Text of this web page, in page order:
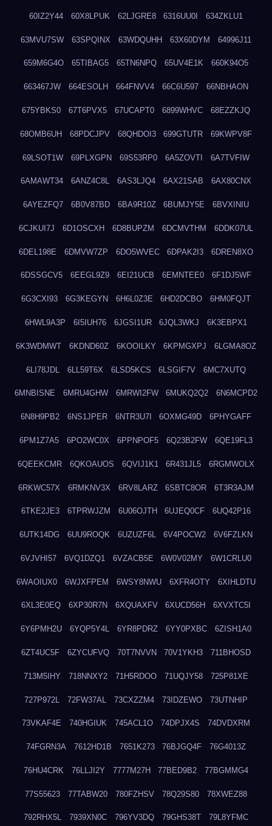
60IZ2Y44 60X8LPUK 62LJGRE8 6316UU0I 634ZKLU1
63MVU7SW 63SPQINX 63WDQUHH 63X60DYM 64996J11
659M6G4O 65TIBAG5 65TN6NPQ 65UV4E1K 660K94O5
663467JW 664ESOLH 664FNVV4 66C6U597 66NBHAON
675YBKS0 67T6PVX5 67UCAPT0 6899WHVC 68EZZKJQ
68OMB6UH 68PDCJPV 68QHDOI3 699GTUTR 69KWPV8F
69LSOT1W 69PLXGPN 69S53RP0 6A5ZOVTI 6A7TVFIW
6AMAWT34 6ANZ4C8L 6AS3LJQ4 6AX21SAB 6AX80CNX
6AYEZFQ7 6B0V87BD 6BA9R10Z 6BUMJY5E 6BVXINIU
6CJKUI7J 6D1OSCXH 6D8BUPZM 6DCMVTHM 6DDK07UL
6DEL198E 6DMVW7ZP 6DO5WVEC 6DPAK2I3 6DREN8XO
6DSSGCV5 6EEGL9Z9 6EI21UCB 6EMNTEE0 6F1DJ5WF
6G3CXI93 6G3KEGYN 6H6L0Z3E 6HD2DCBO 6HM0FQJT
6HWL9A3P 6I5IUH76 6JGSI1UR 6JQL3WKJ 6K3EBPX1
6K3WDMWT 6KDND60Z 6KOOILKY 6KPMGXPJ 6LGMA8OZ
6LI78JDL 6LL59T6X 6LSD5KCS 6LSGIF7V 6MC7XUTQ
6MNBISNE 6MRU4GHW 6MRWI2FW 6MUKQ2Q2 6N6MCPD2
6N8H9PB2 6NS1JPER 6NTR3U7I 6OXMG49D 6PHYGAFF
6PM1Z7A5 6PO2WC0X 6PPNPOF5 6Q23B2FW 6QE19FL3
6QEEKCMR 6QKOAUOS 6QVIJ1K1 6R431JL5 6RGMWOLX
6RKWC57X 6RMKNV3X 6RV8LARZ 6SBTC8OR 6T3R3AJM
6TKE2JE3 6TPRWJZM 6U06OJTH 6UJEQ0CF 6UQ42P16
6UTK14DG 6UU9ROQK 6UZUZF6L 6V4POCW2 6V6FZLKN
6VJVHI57 6VQ1DZQ1 6VZACB5E 6W0V02MY 6W1CRLU0
6WAOIUX0 6WJXFPEM 6WSY8NWU 6XFR4OTY 6XIHLDTU
6XL3E0EQ 6XP30R7N 6XQUAXFV 6XUCD56H 6XVXTC5I
6Y6PMH2U 6YQP5Y4L 6YR8PDRZ 6YY0PXBC 6ZISH1A0
6ZT4UC5F 6ZYCUFVQ 70T7NVVN 70V1YKH3 711BHOSD
713M5IHY 718NNXY2 71H5RDOO 71UQJY58 725P81XE
727P972L 72FW37AL 73CXZZM4 73IDZEWO 73UTNHIP
73VKAF4E 740HGIUK 745ACL1O 74DPJX4S 74DVDXRM
74FGRN3A 7612HD1B 7651K273 76BJGQ4F 76G4013Z
76HU4CRK 76LLJI2Y 7777M27H 77BED9B2 77BGMMG4
77S55623 77TABW20 780FZHSV 78Q29S80 78XWEZ88
792RHX5L 7939XN0C 796YV3DQ 79GHS38T 79L8YFMC